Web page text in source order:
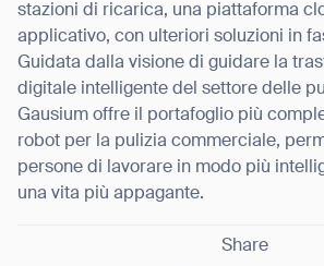
stazioni di ricarica, una piattaforma
applicativo, con ulteriori soluzioni in
Guidata dalla visione di guidare la
digitale intelligente del settore delle
Gausium offre il portafoglio più
robot per la pulizia commerciale,
persone di lavorare in modo più
una vita più appagante.
Share